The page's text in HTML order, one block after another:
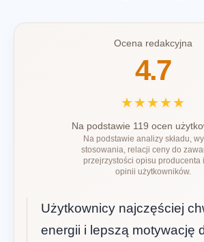
Ocena redakcyjna
4.7
★★★★★
Na podstawie 119 ocen
Na podstawie analizy składu,
stosowania, relacji ceny do
przejrzystości opisu producenta
opinii użytkowników.
Użytkownicy najczęściej
energii i lepszą motywację